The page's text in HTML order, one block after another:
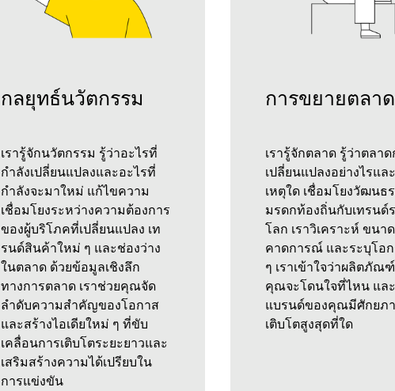
กลยุทธ์นวัตกรรม
เรารู้จักนวัตกรรม รู้ว่าอะไรที่
กำลังเปลี่ยนแปลงและอะไรที่
กำลังจะมาใหม่ แก้ไขความ
เชื่อมโยงระหว่างความต้องการ
ของผู้บริโภคที่เปลี่ยนแปลง เท
รนด์สินค้าใหม่ ๆ และช่องว่าง
ในตลาด ด้วยข้อมูลเชิงลึก
ทางการตลาด เราช่วยคุณจัด
ลำดับความสำคัญของโอกาส
และสร้างไอเดียใหม่ ๆ ที่ขับ
เคลื่อนการเติบโตระยะยาวและ
เสริมสร้างความได้เปรียบใน
การแข่งขัน
การขยายตลาด
เรารู้จักตลาด รู้ว่าตลา
เปลี่ยนแปลงอย่างไรแล
เหตุใด เชื่อมโยงวัฒนธ
มรดกท้องถิ่นกับเทรนด์
โลก เราวิเคราะห์ ขนา
คาดการณ์ และระบุโอ
ๆ เราเข้าใจว่าผลิตภัณ
คุณจะโดนใจที่ไหน และ
แบรนด์ของคุณมีศักยภ
เติบโตสูงสุดที่ใด